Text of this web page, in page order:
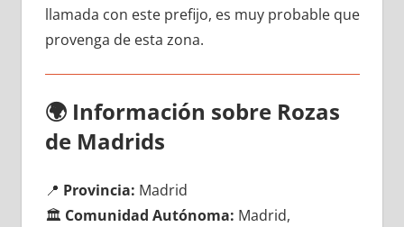
llamada сοn еstе prefijo, es muy probable quе
provenga dе esta zona.
🌍 Información sobre Rozas
dе Madrids
📍 Provincia: Madrid
🏛️ Comunidad Autónoma: Madrid,